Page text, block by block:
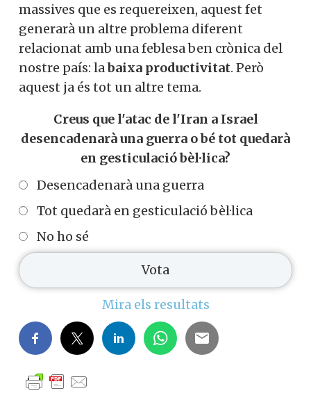
massives que es requereixen, aquest fet
generarà un altre problema diferent
relacionat amb una feblesa ben crònica del
nostre país: labaixa productivitat. Però
aquest ja és tot un altre tema.
Creus que l'atac de l'Iran a Israel
desencadenarà una guerra o bé tot quedarà
en gesticulació bèl·lica?
Desencadenarà una guerra
Tot quedarà en gesticulació bèl·lica
No ho sé
Mira els resultats